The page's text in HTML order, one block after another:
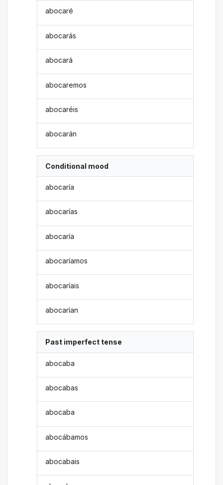
abocaré
abocarás
abocará
abocaremos
abocaréis
abocarán
Conditional mood
abocaría
abocarías
abocaría
abocaríamos
abocaríais
abocarían
Past imperfect tense
abocaba
abocabas
abocaba
abocábamos
abocabais